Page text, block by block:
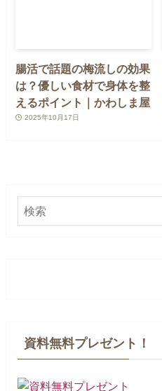
腸活で話題の梅流しの効果
は？優しい食材で身体を整
えるポイント｜かわしま屋
2025年10月17日
資料無料プレゼント！